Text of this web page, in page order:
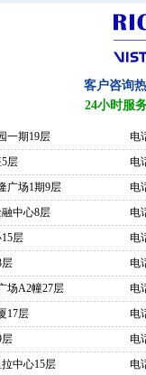
客户咨询
24小时服
一期19层
电
层
电
广场1期9层
电
融中心8层
电
层
电
层
电
场A2幢27层
电
17层
电
层
电
中心15层 电